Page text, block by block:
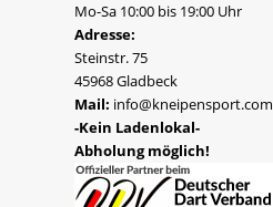
Mo-Sa 10:00 bis 19:00 Uhr
Adresse:
Steinstr. 75
45968 Gladbeck
Mail: info@kneipensport.com
-Kein Ladenlokal-
Abholung möglich!